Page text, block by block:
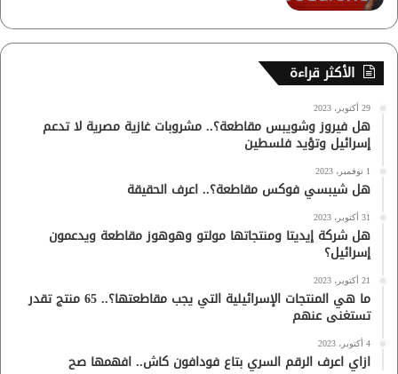
الأكثر قراءة
29 أكتوبر، 2023
هل فيروز وشويبس مقاطعة؟.. مشروبات غازية مصرية لا تدعم
إسرائيل وتؤيد فلسطين
1 نوفمبر، 2023
هل شيبسي فوكس مقاطعة؟.. اعرف الحقيقة
31 أكتوبر، 2023
هل شركة إيديتا ومنتجاتها مولتو وهوهوز مقاطعة ويدعمون
إسرائيل؟
21 أكتوبر، 2023
ما هي المنتجات الإسرائيلية التي يجب مقاطعتها؟.. 65 منتج تقدر
تستغنى عنهم
4 أكتوبر، 2023
ازاي اعرف الرقم السري بتاع فودافون كاش.. افهمها صح